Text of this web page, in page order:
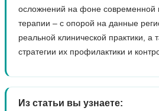
осложнений на фоне современной
терапии – с опорой на данные
реальной клинической практики, а
стратегии их профилактики и
Из статьи вы узнаете: